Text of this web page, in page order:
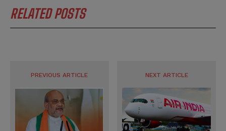
RELATED POSTS
PREVIOUS ARTICLE NEXT ARTICLE